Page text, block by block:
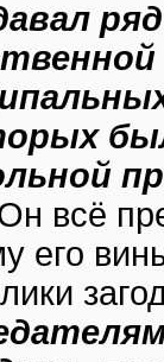
всё
его